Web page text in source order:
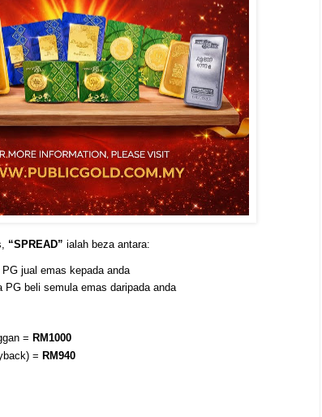
“SPREAD” ialah beza antara:
jual emas kepada anda
beli semula emas daripada anda
= RM1000
= RM940